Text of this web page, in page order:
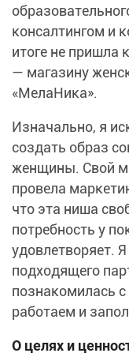
консалтингом и
итоге не пришла
— магазину
«МелаНика».
Изначально, я
создать образ
женщины. Свой
провела
что эта ниша
потребность у
удовлетворяет.
подходящего
познакомилась
работаем и
О целях и